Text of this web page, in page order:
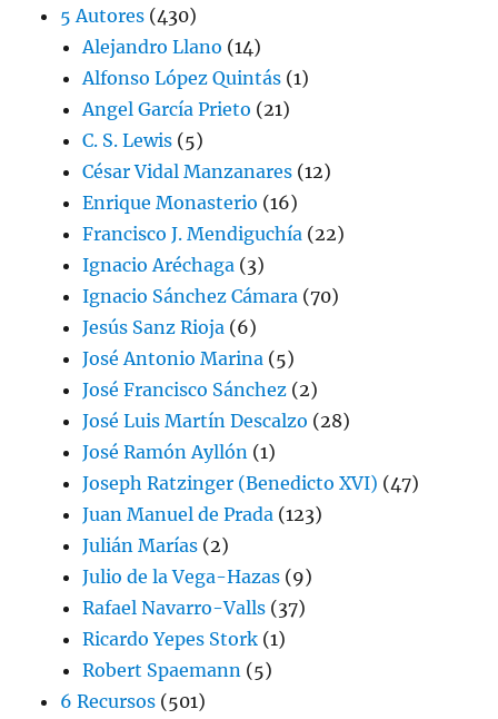
5 Autores (430)
Alejandro Llano (14)
Alfonso López Quintás (1)
Angel García Prieto (21)
C. S. Lewis (5)
César Vidal Manzanares (12)
Enrique Monasterio (16)
Francisco J. Mendiguchía (22)
Ignacio Aréchaga (3)
Ignacio Sánchez Cámara (70)
Jesús Sanz Rioja (6)
José Antonio Marina (5)
José Francisco Sánchez (2)
José Luis Martín Descalzo (28)
José Ramón Ayllón (1)
Joseph Ratzinger (Benedicto XVI) (47)
Juan Manuel de Prada (123)
Julián Marías (2)
Julio de la Vega-Hazas (9)
Rafael Navarro-Valls (37)
Ricardo Yepes Stork (1)
Robert Spaemann (5)
6 Recursos (501)